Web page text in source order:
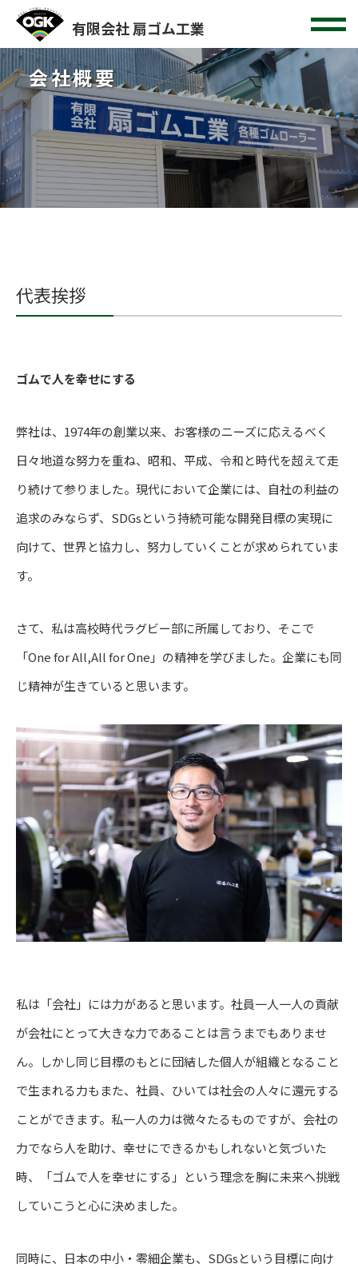
有限会社 扇ゴム工業
会社概要
代表挨拶
ゴムで人を幸せにする
弊社は、1974年の創業以来、お客様のニーズに応えるべく
日々地道な努力を重ね、昭和、平成、令和と時代を超えて走
り続けて参りました。現代において企業には、自社の利益の
追求のみならず、SDGsという持続可能な開発目標の実現に
向けて、世界と協力し、努力していくことが求められていま
す。
さて、私は高校時代ラグビー部に所属しており、そこで
「One for All,All for One」の精神を学びました。企業にも同
じ精神が生きていると思います。
私は「会社」には力があると思います。社員一人一人の貢献
が会社にとって大きな力であることは言うまでもありませ
ん。しかし同じ目標のもとに団結した個人が組織となること
で生まれる力もまた、社員、ひいては社会の人々に還元する
ことができます。私一人の力は微々たるものですが、会社の
力でなら人を助け、幸せにできるかもしれないと気づいた
時、「ゴムで人を幸せにする」という理念を胸に未来へ挑戦
していこうと心に決めました。
同時に、日本の中小・零細企業も、SDGsという目標に向け